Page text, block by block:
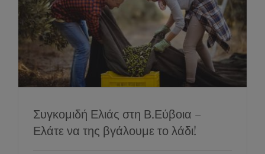
Συγκομιδή Ελιάς στη Β.Εύβοια – Ελάτε να
της βγάλουμε το λάδι!
News Social
Συγκομιδή Ελιάς στη Β.Εύβοια –
Ελάτε να της βγάλουμε το λάδι!